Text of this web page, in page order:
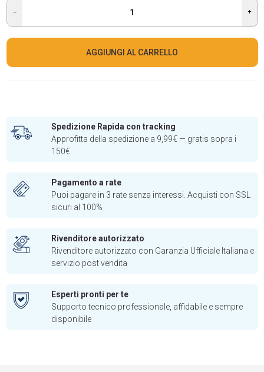
AGGIUNGI AL CARRELLO
Spedizione Rapida con tracking
Approfitta della spedizione a 9,99€ — gratis sopra i
150€
Pagamento a rate
Puoi pagare in 3 rate senza interessi. Acquisti con SSL
sicuri al 100%
Rivenditore autorizzato
Rivenditore autorizzato con Garanzia Ufficiale Italiana e
servizio post vendita
Esperti pronti per te
Supporto tecnico professionale, affidabile e sempre
disponibile